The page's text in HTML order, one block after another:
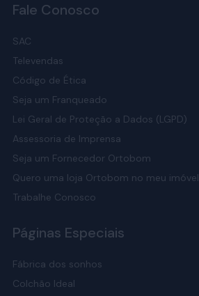
Fale Conosco
SAC
Televendas
Código de Ética
Seja um Franqueado
Lei Geral de Proteção a Dados (LGPD)
Assessoria de Imprensa
Seja um Fornecedor Ortobom
Quero uma loja Ortobom no meu imóvel
Trabalhe Conosco
Páginas Especiais
Fábrica dos sonhos
Colchão Ideal